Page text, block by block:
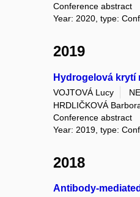
Conference abstract
Year: 2020, type:
2019
Hydrogelová krytí
VOJTOVÁ Lucy
HRDLIČKOVÁ
Conference abstract
Year: 2019, type:
2018
Antibody-